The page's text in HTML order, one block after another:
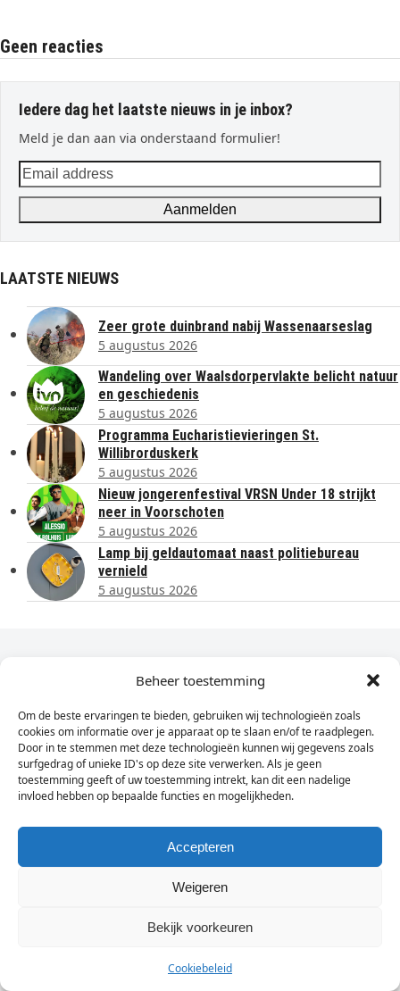
Beheer toestemming
Om de beste ervaringen te bieden, gebruiken wij technologieën zoals
cookies om informatie over je apparaat op te slaan en/of te raadplegen.
Door in te stemmen met deze technologieën kunnen wij gegevens zoals
surfgedrag of unieke ID's op deze site verwerken. Als je geen
toestemming geeft of uw toestemming intrekt, kan dit een nadelige
invloed hebben op bepaalde functies en mogelijkheden.
Accepteren
Weigeren
Bekijk voorkeuren
Cookiebeleid
Geen reacties
Iedere dag het laatste nieuws in je inbox?
Meld je dan aan via onderstaand formulier!
Email
address
Aanmelden
LAATSTE NIEUWS
Zeer grote duinbrand nabij Wassenaarseslag
5 augustus 2026
Wandeling over Waalsdorpervlakte belicht natuur
en geschiedenis
5 augustus 2026
Programma Eucharistievieringen St.
Willibrorduskerk
5 augustus 2026
Nieuw jongerenfestival VRSN Under 18 strijkt
neer in Voorschoten
5 augustus 2026
Lamp bij geldautomaat naast politiebureau
vernield
5 augustus 2026
Dagelijks het laatste nieuws in je e-mail?
Vul
hier
je
e-
mailadres
in
Sign Up